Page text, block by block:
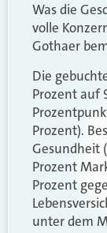
Was die
volle
Gothaer
Die
Prozent auf
Prozent).
Gesundheit
Prozent
Prozent
unter dem